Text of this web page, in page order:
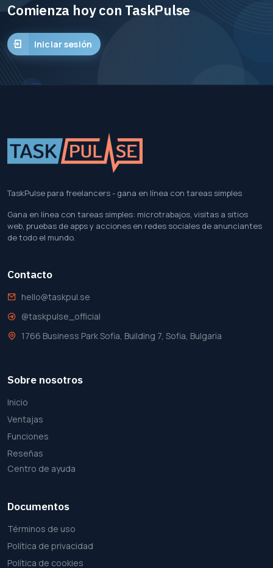
Comienza hoy con TaskPulse
Iniciar sesión
TaskPulse para freelancers - gana en línea con tareas simples
Gana en línea con tareas simples: microtrabajos, visitas a sitios
web, pruebas de apps y acciones en redes sociales de anunciantes
de todo el mundo.
Contacto
hello@taskpul.se
@taskpulse_official
1766 Business Park Sofia, Building 7, Sofia, Bulgaria
Sobre nosotros
Inicio
Ventajas
Funciones
Reseñas
Centro de ayuda
Documentos
Términos de uso
Política de privacidad
Política de cookies